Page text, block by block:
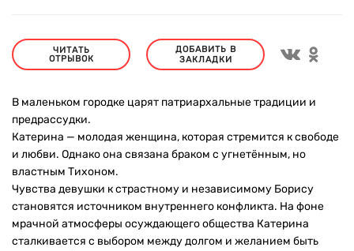
ЧИТАТЬ
ОТРЫВОК
ДОБАВИТЬ В
ЗАКЛАДКИ
В маленьком городке царят патриархальные традиции и
предрассудки.
Катерина — молодая женщина, которая стремится к свободе
и любви. Однако она связана браком с угнетённым, но
властным Тихоном.
Чувства девушки к страстному и независимому Борису
становятся источником внутреннего конфликта. На фоне
мрачной атмосферы осуждающего общества Катерина
сталкивается с выбором между долгом и желанием быть